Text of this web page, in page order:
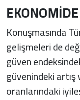
Konuşmasında
gelişmeleri de
güven
güvenindeki
oranlarındaki